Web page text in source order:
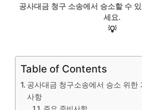
공사대금 청구 소송에서 승소할 수
세요.
💡
Table of Contents
공사대금 청구소송에서 승소 위한
사항